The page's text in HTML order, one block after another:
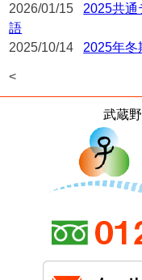
2026/01/15 2025共通
語
2025/10/14 2025年冬
<
武蔵